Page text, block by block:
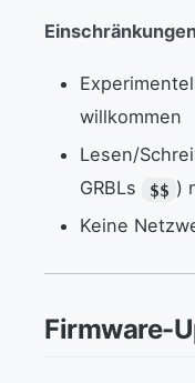
willkommen
Lesen/
GRBLs
$$ )
Keine
Firmware-